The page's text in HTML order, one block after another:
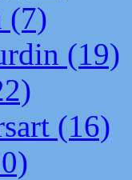
(7)
(19)
(16)